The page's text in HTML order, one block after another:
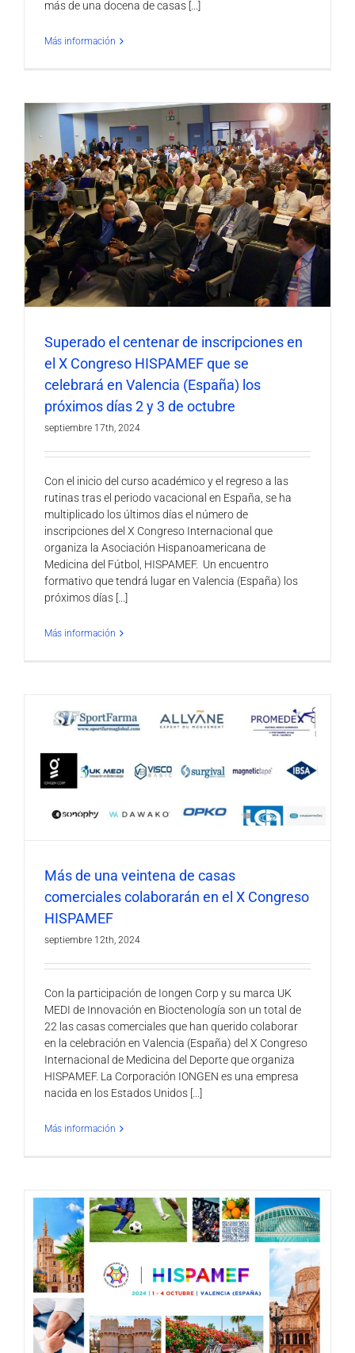
más de una docena de casas [...]
Más información
Superado el centenar de inscripciones en
el X Congreso HISPAMEF que se
celebrará en Valencia (España) los
próximos días 2 y 3 de octubre
septiembre 17th, 2024
Con el inicio del curso académico y el regreso a las
rutinas tras el periodo vacacional en España, se ha
multiplicado los últimos días el número de
inscripciones del X Congreso Internacional que
organiza la Asociación Hispanoamericana de
Medicina del Fútbol, HISPAMEF. Un encuentro
formativo que tendrá lugar en Valencia (España) los
próximos días [...]
Más información
Más de una veintena de casas
comerciales colaborarán en el X Congreso
HISPAMEF
septiembre 12th, 2024
Con la participación de Iongen Corp y su marca UK
MEDI de Innovación en Bioctenología son un total de
22 las casas comerciales que han querido colaborar
en la celebración en Valencia (España) del X Congreso
Internacional de Medicina del Deporte que organiza
HISPAMEF. La Corporación IONGEN es una empresa
nacida en los Estados Unidos [...]
Más información